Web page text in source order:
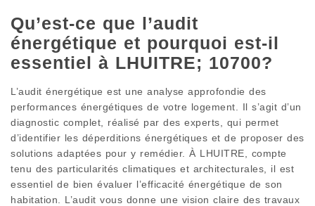
Qu’est-ce que l’audit
énergétique et pourquoi est-il
essentiel à LHUITRE; 10700?
L’audit énergétique est une analyse approfondie des
performances énergétiques de votre logement. Il s’agit d’un
diagnostic complet, réalisé par des experts, qui permet
d’identifier les déperditions énergétiques et de proposer des
solutions adaptées pour y remédier. À LHUITRE, compte
tenu des particularités climatiques et architecturales, il est
essentiel de bien évaluer l’efficacité énergétique de son
habitation. L’audit vous donne une vision claire des travaux